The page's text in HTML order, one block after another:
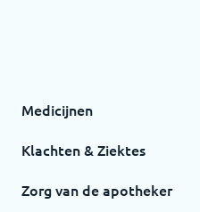
Medicijnen
Klachten & Ziektes
Zorg van de apotheker